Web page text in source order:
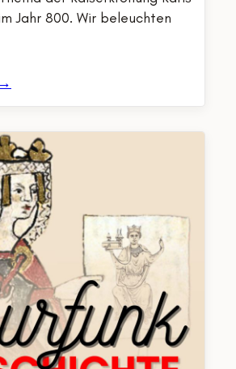
Jahr 800. Wir beleuchten